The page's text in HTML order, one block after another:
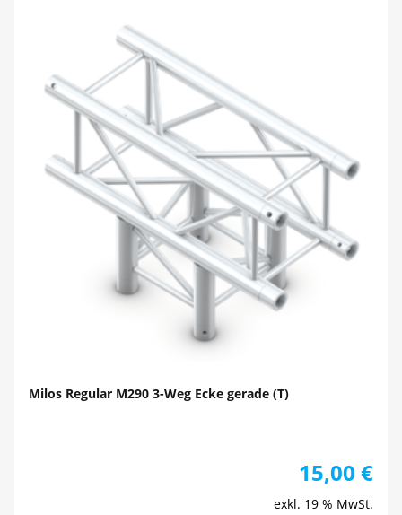
Milos Regular M290 3-Weg Ecke gerade (T)
15,00 €
exkl. 19 % MwSt.